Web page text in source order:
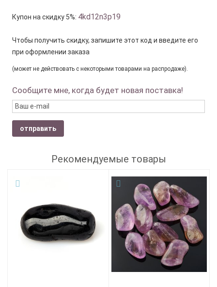
Купон на скидку 5%: 4kd12n3p19
Чтобы получить скидку, запишите этот код и введите его
при оформлении заказа
(может не действовать с некоторыми товарами на распродаже).
Сообщите мне, когда будет новая поставка!
отправить
Рекомендуемые товары